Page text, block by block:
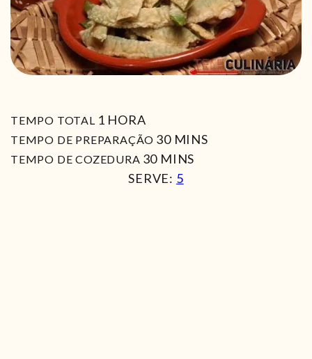
TEMPO TOTAL 1 HORA
HORA
TEMPO DE PREPARAÇÃO 30MIN
MINS
TEMPO DE COZEDURA 30MIN
MINS
SERVE: 5